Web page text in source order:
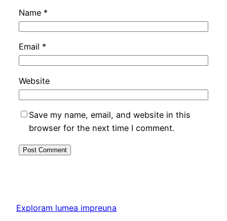
Name *
Email *
Website
Save my name, email, and website in this
browser for the next time I comment.
Exploram lumea impreuna